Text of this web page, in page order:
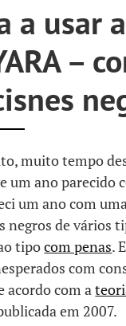
a usar
–
muito tempo
um ano parecido
um ano com
negros de vários
tipocom penas.
com
acordo com a
em 2007.